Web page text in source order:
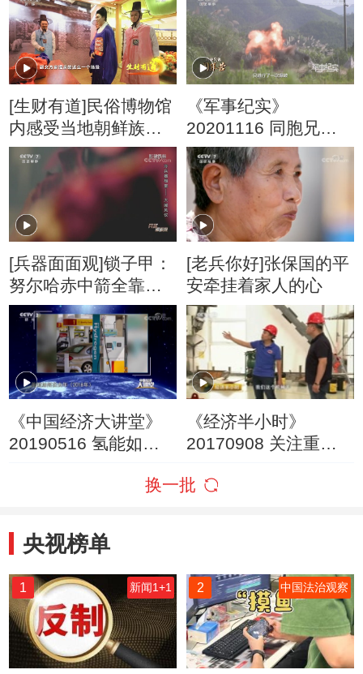
[生财有道]民俗博物馆
内感受当地朝鲜族同
胞的民俗文化
《军事纪实》
20201116 同胞兄弟
闯军营
[兵器面面观]锁子甲：
努尔哈赤中箭全靠它
保平安
[老兵你好]张保国的平
安牵挂着家人的心
《中国经济大讲堂》
20190516 氢能如何
《经济半小时》
20170908 关注重大
的深海崛起
换一批
央视榜单
1 新闻1+1 2 中国法治观察